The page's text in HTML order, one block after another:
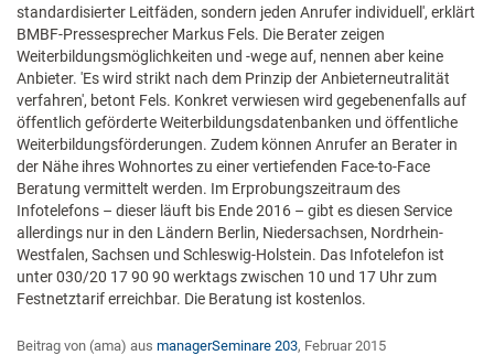
standardisierter Leitfäden, sondern jeden Anrufer individuell', erklärt
BMBF-Pressesprecher Markus Fels. Die Berater zeigen
Weiterbildungsmöglichkeiten und -wege auf, nennen aber keine
Anbieter. 'Es wird strikt nach dem Prinzip der Anbieterneutralität
verfahren', betont Fels. Konkret verwiesen wird gegebenenfalls auf
öffentlich geförderte Weiterbildungsdatenbanken und öffentliche
Weiterbildungsförderungen. Zudem können Anrufer an Berater in
der Nähe ihres Wohnortes zu einer vertiefenden Face-to-Face
Beratung vermittelt werden. Im Erprobungszeitraum des
Infotelefons – dieser läuft bis Ende 2016 – gibt es diesen Service
allerdings nur in den Ländern Berlin, Niedersachsen, Nordrhein-
Westfalen, Sachsen und Schleswig-Holstein. Das Infotelefon ist
unter 030/20 17 90 90 werktags zwischen 10 und 17 Uhr zum
Festnetztarif erreichbar. Die Beratung ist kostenlos.
Beitrag von (ama) aus managerSeminare 203, Februar 2015